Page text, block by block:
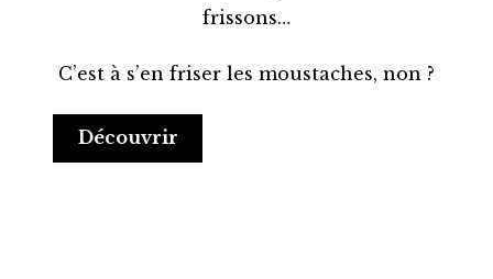
frissons…
C’est à s’en friser les moustaches, non ?
Découvrir